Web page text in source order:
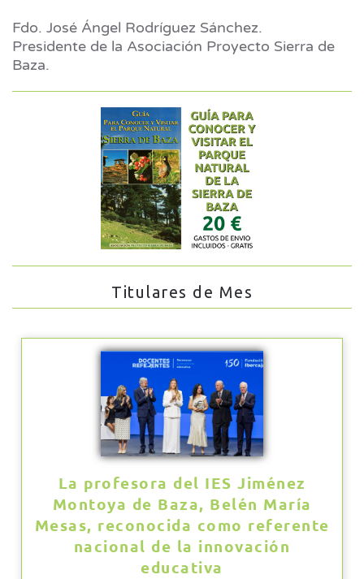
Fdo. José Ángel Rodríguez Sánchez.
Presidente de la Asociación Proyecto Sierra de
Baza.
Titulares de Mes
La profesora del IES Jiménez
Montoya de Baza, Belén María
Mesas, reconocida como referente
nacional de la innovación
educativa